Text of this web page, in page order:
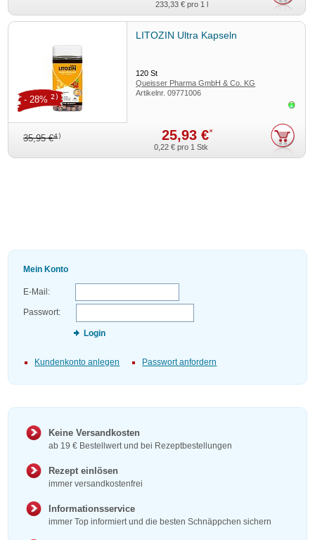
233,33 € pro 1 l
LITOZIN Ultra Kapseln
120St
Queisser Pharma GmbH & Co. KG
Artikelnr.09771006
35,95 €4) 25,93 €*
- 28% 2)
0,22 € pro 1 Stk
Mein Konto
E-Mail:
Passwort:
Login
Kundenkonto anlegen Passwort anfordern
Keine Versandkosten
ab 19 € Bestellwert und bei Rezeptbestellungen
Rezept einlösen
immer versandkostenfrei
Informationsservice
immer Top informiert und die besten Schnäppchen sichern